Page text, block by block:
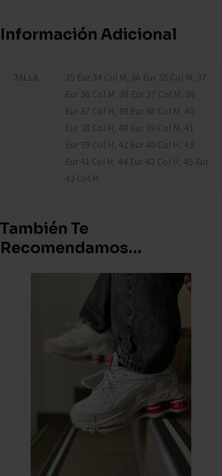
Información Adicional
TALLA
35 Eur 34 Col M, 36 Eur 35 Col M, 37
Eur 36 Col M, 38 Eur 37 Col M, 39
Eur 37 Col H, 39 Eur 38 Col M, 40
Eur 38 Col H, 40 Eur 39 Col M, 41
Eur 39 Col H, 42 Eur 40 Col H, 43
Eur 41 Col H, 44 Eur 42 Col H, 45 Eur
43 Col H
También Te
Recomendamos…